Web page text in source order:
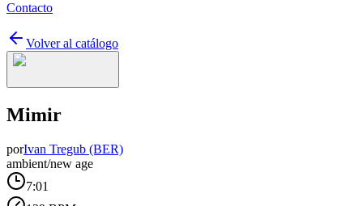
Contacto
Volver al catálogo
Mimir
porIvan Tregub (BER)
ambient/new age
7:01